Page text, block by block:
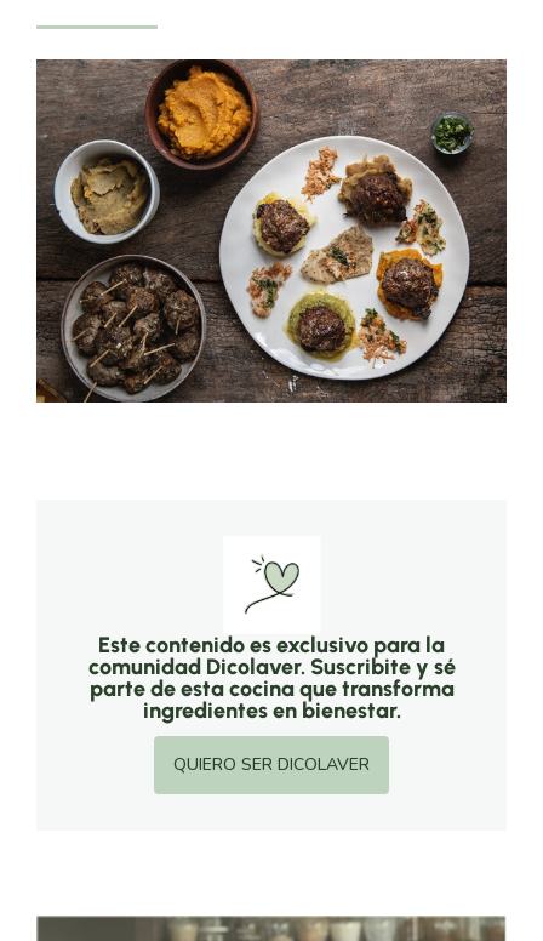
Este contenido es exclusivo para la
comunidad Dicolaver. Suscribite y sé
parte de esta cocina que transforma
ingredientes en bienestar.
QUIERO SER DICOLAVER